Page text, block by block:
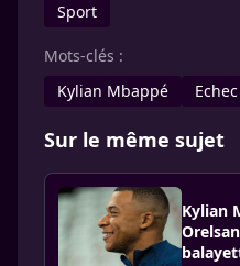
Sport
Mots-clés :
Kylian Mbappé
Sur le même sujet
Kylian